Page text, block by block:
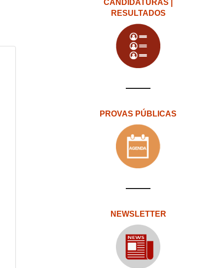
CANDIDATURAS |
RESULTADOS
PROVAS PÚBLICAS
NEWSLETTER